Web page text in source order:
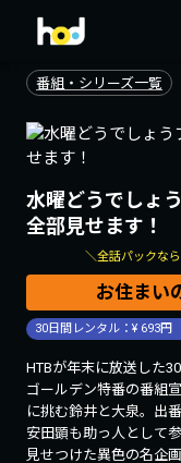
番組・シリーズ一覧
水曜どうでしょ
全部見せます！
＼全話パックなら
お住まい
30日間レンタル：¥ 693円
HTBが年末に放送した
ゴールデン特番の番組
に挑む鈴井と大泉。出
安田顕も助っ人として
見せつけた異色の名企画